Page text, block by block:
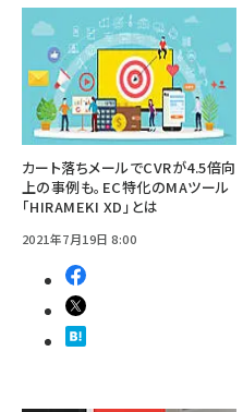
カート落ちメールでCVRが4.5倍向
上の事例も。EC特化のMAツール
「HIRAMEKI XD」とは
2021年7月19日 8:00